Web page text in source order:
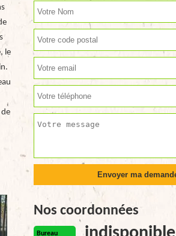
le
Nos coordonnées
Bureau